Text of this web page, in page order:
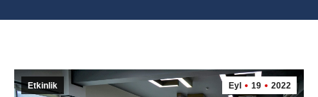
Eyl 19 2022
Etkinlik